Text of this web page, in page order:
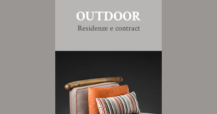
OUTDOOR
Residenze e contract